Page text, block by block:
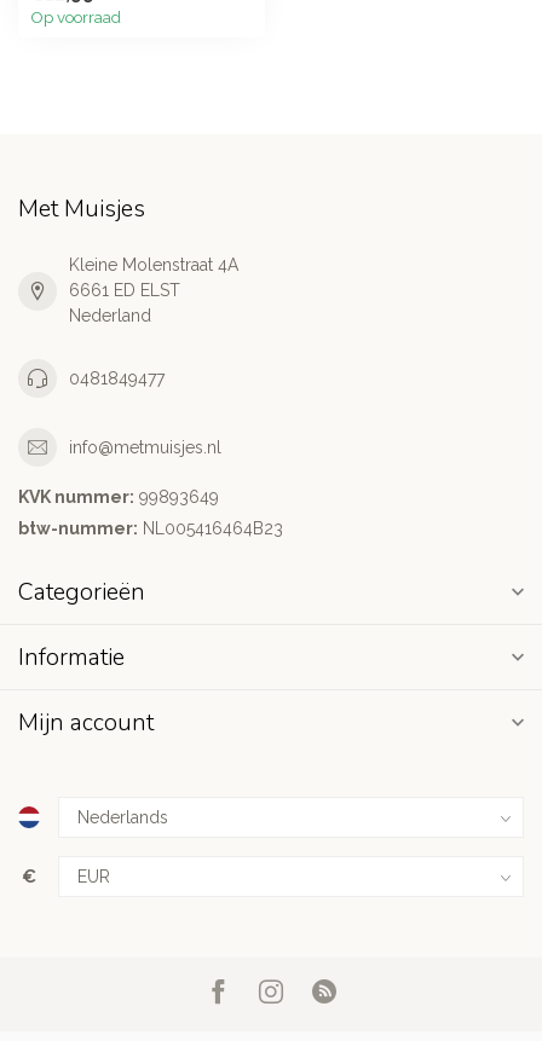
Op voorraad
Met Muisjes
Kleine Molenstraat 4A
6661 ED ELST
Nederland
0481849477
info@metmuisjes.nl
KVK nummer: 99893649
btw-nummer: NL005416464B23
Categorieën
Informatie
Mijn account
€